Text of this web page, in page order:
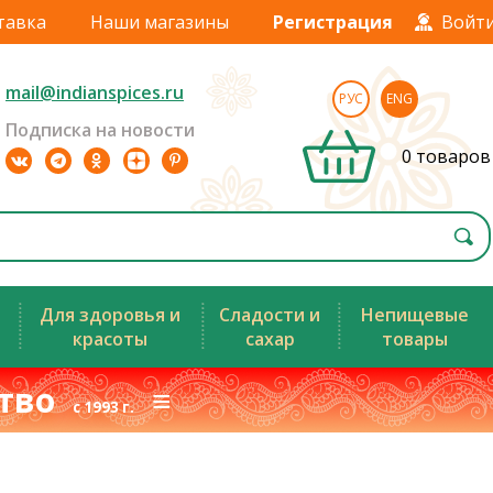
Наши магазины Регистрация
mail@indianspices.ru
Подписка на новости
РУС ENG
0 товаров
Для здоровья и
красоты
Сладости и
сахар
Непищевые
товары
с 1993 г.≡